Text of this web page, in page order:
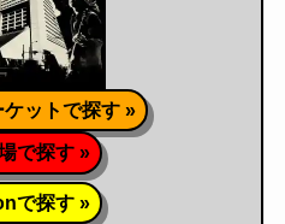
ットで探す »
で探す »
で探す »